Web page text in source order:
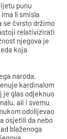
punu
li smisla
se čvrsto držimo
relativizirati
njegova je
koja
naroda.
kardinalom
je glas odjeknuo
ali i svemu
odolijevao
osjetili da nebo
blaženoga